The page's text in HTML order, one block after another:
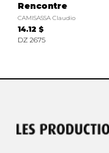
Rencontre
CAMISASSA Claudio
14.12 $
DZ 2675